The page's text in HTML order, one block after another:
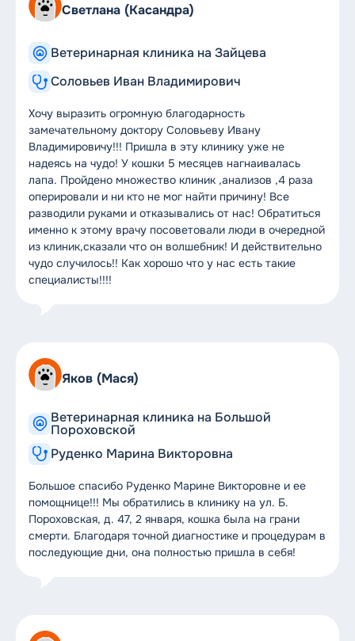
Светлана (Касандра)
Ветеринарная клиника на Зайцева
Соловьев Иван Владимирович
Хочу выразить огромную благодарность
замечательному доктору Соловьеву Ивану
Владимировичу!!! Пришла в эту клинику уже не
надеясь на чудо! У кошки 5 месяцев нагнаивалась
лапа. Пройдено множество клиник ,анализов ,4 раза
оперировали и ни кто не мог найти причину! Все
разводили руками и отказывались от нас! Обратиться
именно к этому врачу посоветовали люди в очередной
из клиник,сказали что он волшебник! И действительно
чудо случилось!! Как хорошо что у нас есть такие
специалисты!!!!
Яков (Мася)
Ветеринарная клиника на Большой
Пороховской
Руденко Марина Викторовна
Большое спасибо Руденко Марине Викторовне и ее
помощнице!!! Мы обратились в клинику на ул. Б.
Пороховская, д. 47, 2 января, кошка была на грани
смерти. Благодаря точной диагностике и процедурам в
последующие дни, она полностью пришла в себя!